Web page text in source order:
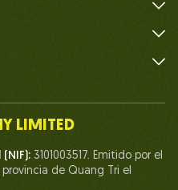
LIMITED
3101003517. Emitido por el
de Quang Tri el